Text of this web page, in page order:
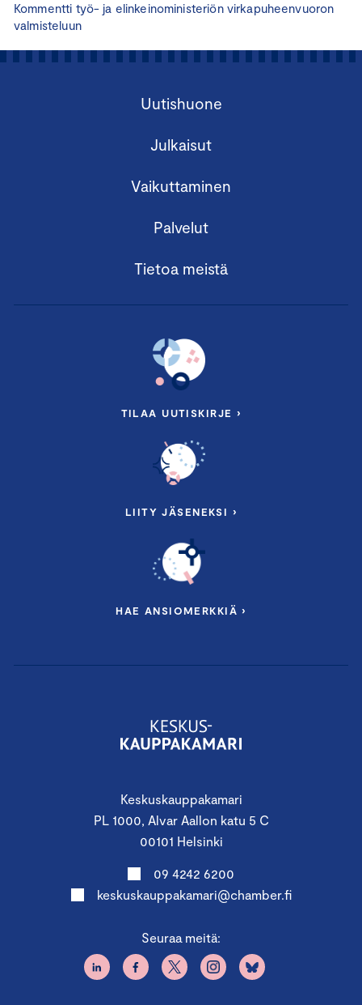
Kommentti työ- ja elinkeinoministeriön virkapuheenvuoron
valmisteluun
Keskuskauppakamari
PL 1000, Alvar Aallon katu 5 C
00101 Helsinki
09 4242 6200
keskuskauppakamari@chamber.fi
Seuraa meitä:
Uutishuone
Julkaisut
Vaikuttaminen
Palvelut
Tietoa meistä
TILAA UUTISKIRJE ›
LIITY JÄSENEKSI ›
HAE ANSIOMERKKIÄ ›